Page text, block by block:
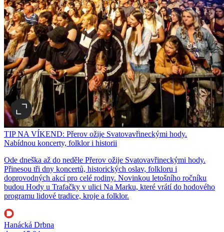
TIP NA VÍKEND: Přerov ožije Svatovavřineckými hody.
Nabídnou koncerty, folklor i historii
Ode dneška až do neděle Přerov ožije Svatovavřineckými hody.
Přinesou tři dny koncertů, historických oslav, folkloru i
doprovodných akcí pro celé rodiny. Novinkou letošního ročníku
budou Hody u Trafačky v ulici Na Marku, které vrátí do hodového
programu lidové tradice, kroje a folklor.
Hanácká Drbna